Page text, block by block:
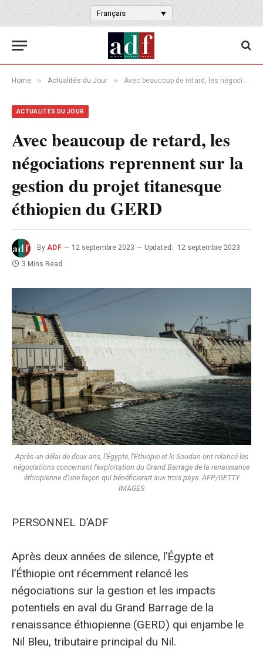
Français
Home » Actualités du Jour » Avec beaucoup de retard, les négociations reprennent sur la gestion du projet titanesque éthiopien du GERD
ACTUALITÉS DU JOUR
Avec beaucoup de retard, les
négociations reprennent sur la
gestion du projet titanesque
éthiopien du GERD
By ADF 12 septembre 2023 Updated:
12 septembre 2023
3 Mins Read
Après un délai de deux ans, l’Égypte, l’Éthiopie et le Soudan ont relancé les
négociations concernant l’exploitation du Grand Barrage de la renaissance
éthiopienne d’une façon qui bénéficierait aux trois pays. AFP/GETTY
IMAGES
PERSONNEL D’ADF
Après deux années de silence, l’Égypte et
l’Éthiopie ont récemment relancé les
négociations sur la gestion et les impacts
potentiels en aval du Grand Barrage de la
renaissance éthiopienne (GERD) qui enjambe le
Nil Bleu, tributaire principal du Nil.